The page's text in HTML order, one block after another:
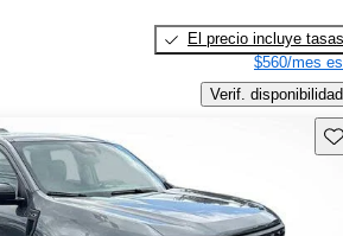
El precio incluye tasas
$560/mes
Verif. disponibilidad